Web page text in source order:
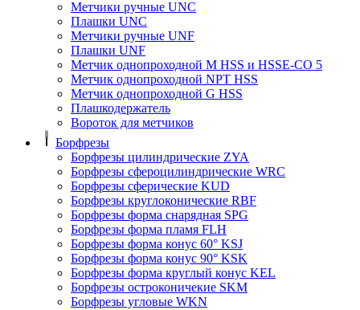
Метчики ручные UNC
Плашки UNC
Метчики ручные UNF
Плашки UNF
Метчик однопроходной M HSS и HSSE-CO 5
Метчик однопроходной NPT HSS
Метчик однопроходной G HSS
Плашкодержатель
Вороток для метчиков
Борфрезы
Борфрезы цилиндрические ZYA
Борфрезы сфероцилиндрические WRC
Борфрезы сферические KUD
Борфрезы круглоконические RBF
Борфрезы форма снарядная SPG
Борфрезы форма пламя FLH
Борфрезы форма конус 60° KSJ
Борфрезы форма конус 90° KSK
Борфрезы форма круглый конус KEL
Борфрезы остроконичекие SKM
Борфрезы угловые WKN